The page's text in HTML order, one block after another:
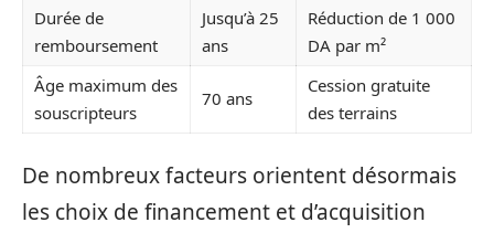
Durée de
remboursement
Jusqu’à 25
ans
Réduction de 1 000
DA par m²
Âge maximum des
souscripteurs
70 ans
Cession gratuite
des terrains
De nombreux facteurs orientent désormais
les choix de financement et d’acquisition